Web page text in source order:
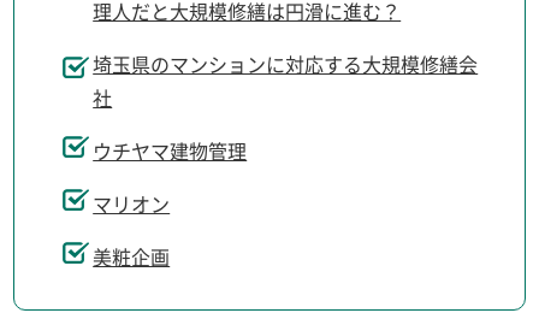
理人だと大規模修繕は円滑に進む？
埼玉県のマンションに対応する大規模修繕会
社
ウチヤマ建物管理
マリオン
美粧企画